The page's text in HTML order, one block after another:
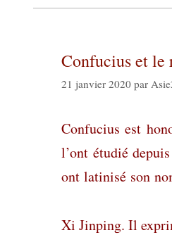
Confucius et le
21 janvier 2020 par
Confucius est
l’ont étudié
ont latinisé son
Xi Jinping. Il